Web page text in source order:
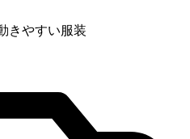
きやすい服装